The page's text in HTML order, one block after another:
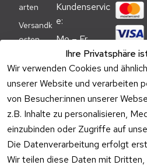
Ihre Privatsphäre
Wir verwenden Cookies und
unserer Website und verarbeiten
von Besucher:innen unserer
z.B. Inhalte zu personalisieren,
einzubinden oder Zugriffe auf
Die Datenverarbeitung erfolgt
Wir teilen diese Daten mit Dritten,
arten
Versandk
osten
nweis
Verpacku
ngshinwei
se
Altgeräte
-
Entsorgu
Kundenservic
e:
Mo – Fr
09:00 –
17:00 Uhr
Telefon
Kundenservic
e:
Mo – Fr 11:00
– 15:00 Uhr